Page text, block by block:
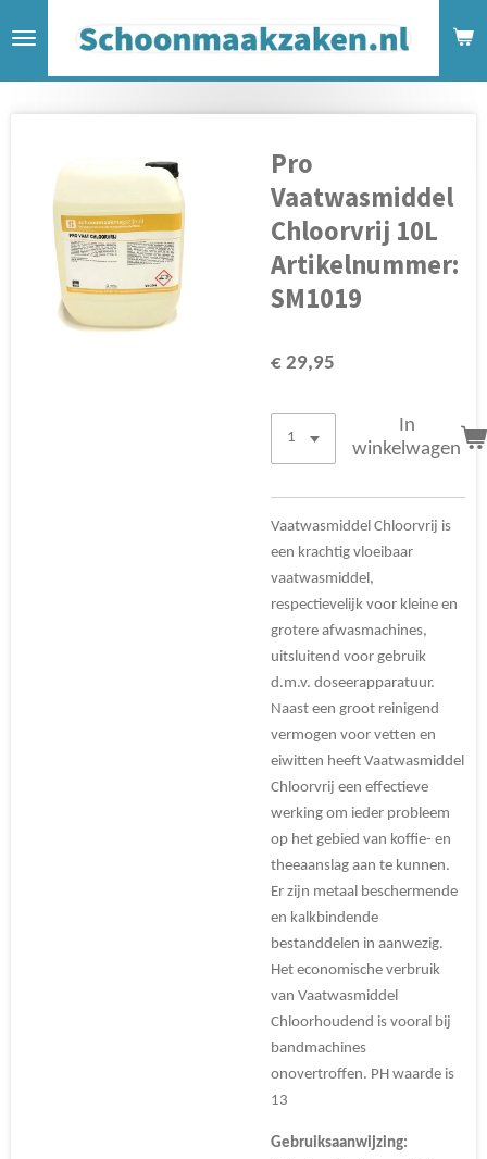
direct
Pro
Vaatwasmiddel
Chloorvrij 10L
Artikelnummer:
SM1019
€ 29,95
In
winkelwagen
Vaatwasmiddel Chloorvrij is
een krachtig vloeibaar
vaatwasmiddel,
respectievelijk voor kleine en
grotere afwasmachines,
uitsluitend voor gebruik
d.m.v. doseerapparatuur.
Naast een groot reinigend
vermogen voor vetten en
eiwitten heeft Vaatwasmiddel
Chloorvrij een effectieve
werking om ieder probleem
op het gebied van koffie- en
theeaanslag aan te kunnen.
Er zijn metaal beschermende
en kalkbindende
bestanddelen in aanwezig.
Het economische verbruik
van Vaatwasmiddel
Chloorhoudend is vooral bij
bandmachines
onovertroffen. PH waarde is
13
Gebruiksaanwijzing: